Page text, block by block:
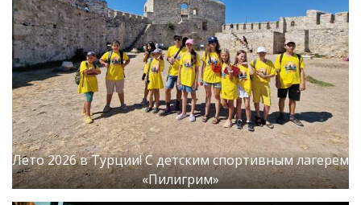
Лето 2026 в Турции! С детским спортивным лагерем
«Пилигрим»